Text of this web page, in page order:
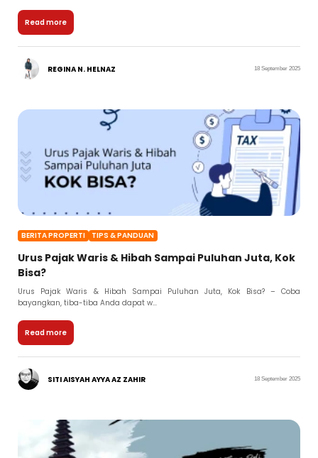
Read more
REGINA N. HELNAZ 18 September 2025
BERITA PROPERTI TIPS & PANDUAN
Urus Pajak Waris & Hibah Sampai Puluhan Juta, Kok
Bisa?
Urus Pajak Waris & Hibah Sampai Puluhan Juta, Kok Bisa? – Coba
bayangkan, tiba-tiba Anda dapat w...
Read more
SITI AISYAH AYYA AZ ZAHIR 18 September 2025